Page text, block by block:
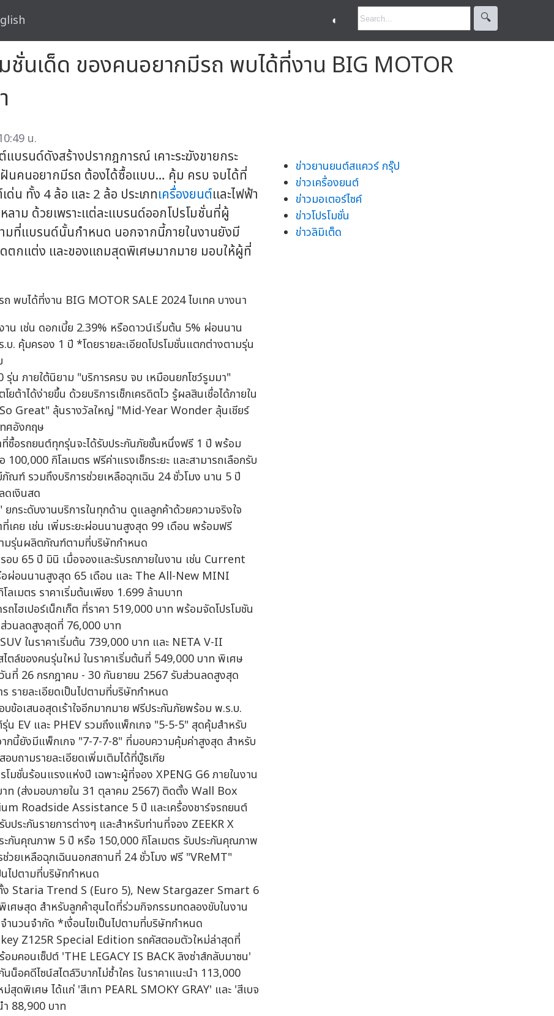
◐ 🔍︎
ชั่นเด็ด ของคนอยากมีรถ พบได้ที่งาน BIG MOTOR
น.
บรนด์ดังสร้างปรากฎการณ์ เคาะระฆังขายกระ
นคนอยากมีรถ ต้องได้ซื้อแบบ… คุ้ม ครบ จบได้ที่
น ทั้ง 4 ล้อ และ 2 ล้อ ประเภทเครื่องยนต์และไฟฟ้า
ลาม ด้วยเพราะแต่ละแบรนด์ออกโปรโมชั่นที่ผู้
ามที่แบรนด์นั้นกำหนด นอกจากนี้ภายในงานยังมี
ตกแต่ง และของแถมสุดพิเศษมากมาย มอบให้ผู้ที่
น เช่น ดอกเบี้ย 2.39% หรือดาวน์เริ่มต้น 5% ผ่อนนาน
. คุ้มครอง 1 ปี *โดยรายละเอียดโปรโมชั่นแตกต่างตามรุ่น
น ภายใต้นิยาม "บริการครบ จบ เหมือนยกโชว์รูมมา"
ยต้าได้ง่ายขึ้น ด้วยบริการเช็กเครดิตไว รู้ผลสินเชื่อได้ภายใน
Great" ลุ้นรางวัลใหญ่ "Mid-Year Wonder ลุ้นเชียร์
ศอังกฤษ
อรถยนต์ทุกรุ่นจะได้รับประกันภัยชั้นหนึ่งฟรี 1 ปี พร้อม
กิโลเมตร ฟรีค่าแรงเช็กระยะ และสามารถเลือกรับ
ภัณฑ์ รวมถึงบริการช่วยเหลือฉุกเฉิน 24 ชั่วโมง นาน 5 ปี
ดเงินสด
กระดับงานบริการในทุกด้าน ดูแลลูกค้าด้วยความจริงใจ
เคย เช่น เพิ่มระยะผ่อนนานสูงสุด 99 เดือน พร้อมฟรี
ามรุ่นผลิตภัณฑ์ตามที่บริษัทกำหนด
บ 65 ปี มินิ เมื่อจองและรับรถภายในงาน เช่น Current
ผ่อนนานสูงสุด 65 เดือน และ The All-New MINI
เมตร ราคาเริ่มต้นเพียง 1.699 ล้านบาท
ไฮเปอร์เน็กเก็ต ที่ราคา 519,000 บาท พร้อมจัดโปรโมชัน
นลดสูงสุดที่ 76,000 บาท
ในราคาเริ่มต้น 739,000 บาท และ NETA V-II
ตล์ของคนรุ่นใหม่ ในราคาเริ่มต้นที่ 549,000 บาท พิเศษ
นที่ 26 กรกฎาคม - 30 กันยายน 2567 รับส่วนลดสูงสุด
รายละเอียดเป็นไปตามที่บริษัทกำหนด
อเสนอสุดเร้าใจอีกมากมาย ฟรีประกันภัยพร้อม พ.ร.บ.
EV และ PHEV รวมถึงแพ็กเกจ "5-5-5" สุดคุ้มสำหรับ
นี้ยังมีแพ็กเกจ "7-7-7-8" ที่มอบความคุ้มค่าสูงสุด สำหรับ
บถามรายละเอียดเพิ่มเติมได้ที่บู๊ธเกีย
โมชั่นร้อนแรงแห่งปี เฉพาะผู้ที่จอง XPENG G6 ภายในงาน
ท (ส่งมอบภายใน 31 ตุลาคม 2567) ติดตั้ง Wall Box
Roadside Assistance 5 ปี และเครื่องชาร์จรถยนต์
ระกันรายการต่างๆ และสำหรับท่านที่จอง ZEEKR X
กันคุณภาพ 5 ปี หรือ 150,000 กิโลเมตร รับประกันคุณภาพ
วยเหลือฉุกเฉินนอกสถานที่ 24 ชั่วโมง ฟรี "VReMT"
ไปตามที่บริษัทกำหนด
ง Staria Trend S (Euro 5), New Stargazer Smart 6
ศษสุด สำหรับลูกค้าฮุนไดที่ร่วมกิจกรรมทดลองขับในงาน
นวนจำกัด *เงื่อนไขเป็นไปตามที่บริษัทกำหนด
Z125R Special Edition รถคัสตอมตัวใหม่ล่าสุดที่
มคอนเซ็ปต์ 'THE LEGACY IS BACK ลิงซ่าส์กลับมาซน'
อคดีไซน์สไตล์วิบากไม่ซ้ำใคร ในราคาแนะนำ 113,000
ดพิเศษ ได้แก่ 'สีเทา PEARL SMOKY GRAY' และ 'สีเบจ
ำ 88,900 บาท
ข่าวยานยนต์สแควร์ กรุ๊ป
ข่าวเครื่องยนต์
ข่าวมอเตอร์ไซค์
ข่าวโปรโมชั่น
ข่าวลิมิเต็ด